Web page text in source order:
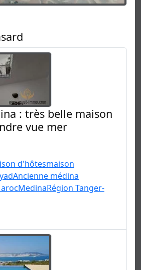
: très belle maison
vue mer
d'hôtesmaison
Ancienne médina
MedinaRégion Tanger-